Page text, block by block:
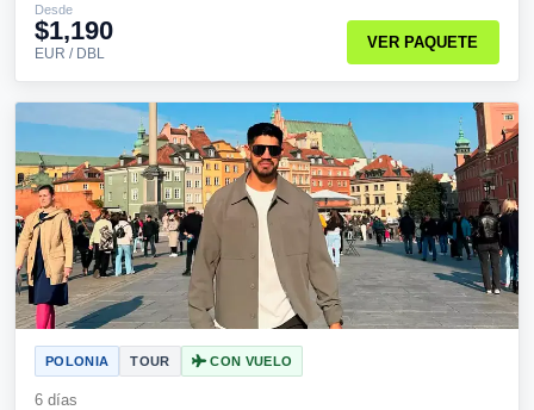
Desde
$1,190
EUR / DBL
VER PAQUETE
POLONIA TOUR CON VUELO
6 días